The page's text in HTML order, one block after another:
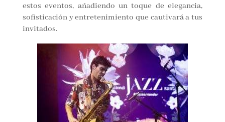
estos eventos, añadiendo un toque de elegancia,
sofisticación y entretenimiento que cautivará a tus
invitados.